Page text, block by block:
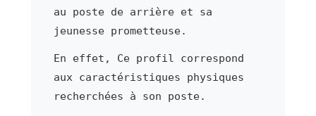
au poste de arrière et sa
jeunesse prometteuse.
En effet, Ce profil correspond
aux caractéristiques physiques
recherchées à son poste.